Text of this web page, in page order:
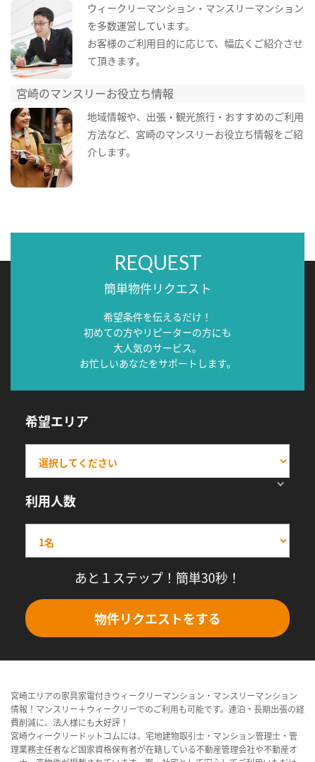
ウィークリーマンション・マンスリーマンション
を多数運営しています。
お客様のご利用目的に応じて、幅広くご紹介させ
て頂きます。
宮崎のマンスリーお役立ち情報
地域情報や、出張・観光旅行・おすすめのご利用
方法など、宮崎のマンスリーお役立ち情報をご紹
介します。
REQUEST
簡単物件リクエスト
希望条件を伝えるだけ！
初めての方やリピーターの方にも
大人気のサービス。
お忙しいあなたをサポートします。
希望エリア
利用人数
あと１ステップ！簡単30秒！
物件リクエストをする
宮崎エリアの家具家電付きウィークリーマンション・マンスリーマンション
情報！マンスリー＋ウィークリーでのご利用も可能です。連泊・長期出張の経
費削減に、法人様にも大好評！
宮崎ウィークリードットコムには、宅地建物取引士・マンション管理士・管
理業務主任者など国家資格保有者が在籍している不動産管理会社や不動産オ